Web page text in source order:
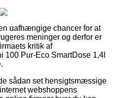
uafhængige chancer for at
meninger og derfor er
kritik af
100 Pur-Eco SmartDose 1,4l
sådan set hensigtsmæssige
webshoppens